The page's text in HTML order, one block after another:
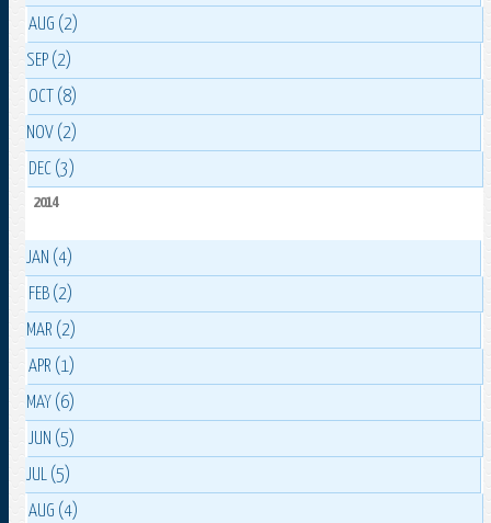
AUG (2)
SEP (2)
OCT (8)
NOV (2)
DEC (3)
2014
JAN (4)
FEB (2)
MAR (2)
APR (1)
MAY (6)
JUN (5)
JUL (5)
AUG (4)